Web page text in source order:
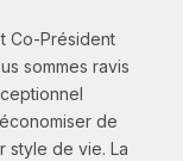
Co-Président
sommes ravis
de
style de vie. La